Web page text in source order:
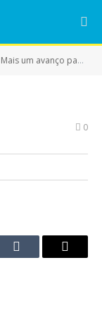
Mais um avanço para a educação de Eldorado do Carajás
0
Tumblr
E-